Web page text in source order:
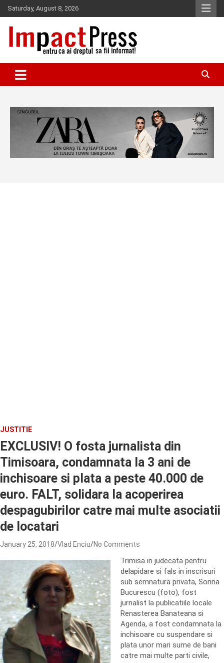
Skip
to
content
Saturday, August 8, 2026
IMPACTPRESS
JUSTITIE
EXCLUSIV! O fosta jurnalista din
Timisoara, condamnata la 3 ani de
inchisoare si plata a peste 40.000 de
euro. FALT, solidara la acoperirea
despagubirilor catre mai multe asociatii
de locatari
January 25, 2018 Vlad Enciu No Comments
Trimisa in judecata pentru
delapidare si fals in inscrisuri
sub semnatura privata, Sorina
Bucurescu (foto), fost
jurnalist la publicatiile locale
Renasterea Banateana si
Agenda, a fost condamnata la
inchisoare cu suspendare si
plata unor mari sume de bani
catre mai multe parti civile,